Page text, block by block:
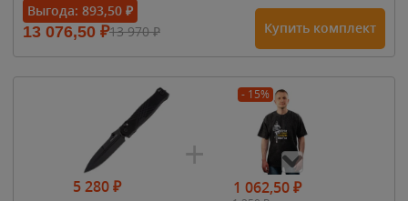
Выгода: 893,50 ₽
13 076,50 ₽13 970₽ Купить комплект
5 280₽
- 15%
1 062,50₽